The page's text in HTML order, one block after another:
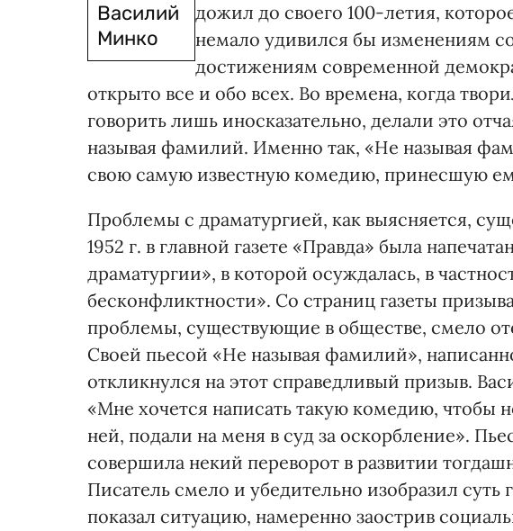
Василий
Минко
дожил до своего 100-летия,
немало удивился бы изменениям
достижениям современной
открыто все и обо всех. Во времена, когда
говорить лишь иносказательно, делали это
называя фамилий. Именно так, «Не называя
свою самую известную комедию, принесшую
Проблемы с драматургией, как выясняется,
1952 г. в главной газете «Правда» была
драматургии», в которой осуждалась, в
бесконфликтности». Со страниц газеты
проблемы, существующие в обществе, смело
Своей пьесой «Не называя фамилий»,
откликнулся на этот справедливый призыв.
«Мне хочется написать такую комедию, чтобы
ней, подали на меня в суд за оскорбление».
совершила некий переворот в развитии
Писатель смело и убедительно изобразил суть
показал ситуацию, намеренно заострив